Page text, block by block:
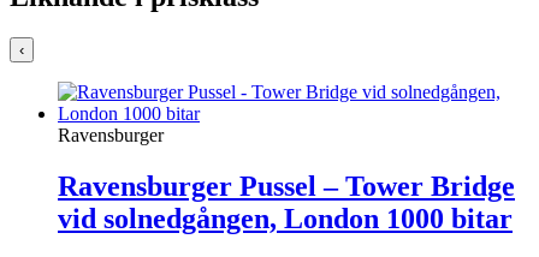
‹
Ravensburger
Ravensburger Pussel – Tower Bridge
vid solnedgången, London 1000 bitar